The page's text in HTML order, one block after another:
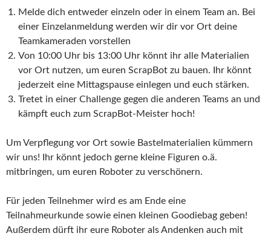
Melde dich entweder einzeln oder in einem Team an. Bei
einer Einzelanmeldung werden wir dir vor Ort deine
Teamkameraden vorstellen
Von 10:00 Uhr bis 13:00 Uhr könnt ihr alle Materialien
vor Ort nutzen, um euren ScrapBot zu bauen. Ihr könnt
jederzeit eine Mittagspause einlegen und euch stärken.
Tretet in einer Challenge gegen die anderen Teams an und
kämpft euch zum ScrapBot-Meister hoch!
Um Verpflegung vor Ort sowie Bastelmaterialien kümmern
wir uns! Ihr könnt jedoch gerne kleine Figuren o.ä.
mitbringen, um euren Roboter zu verschönern.
Für jeden Teilnehmer wird es am Ende eine
Teilnahmeurkunde sowie einen kleinen Goodiebag geben!
Außerdem dürft ihr eure Roboter als Andenken auch mit